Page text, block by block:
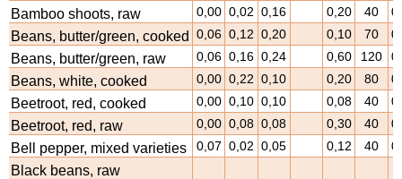
Bamboo shoots, raw 0,00 0,02 0,16 0,20 40
Beans, butter/green, cooked 0,06 0,12 0,20 0,10 70
Beans, butter/green, raw 0,06 0,16 0,24 0,60 120
Beans, white, cooked 0,00 0,22 0,10 0,20 80
Beetroot, red, cooked 0,00 0,10 0,10 0,08 40
Beetroot, red, raw 0,00 0,08 0,08 0,30 40
Bell pepper, mixed varieties 0,07 0,02 0,05 0,12 40
Black beans, raw